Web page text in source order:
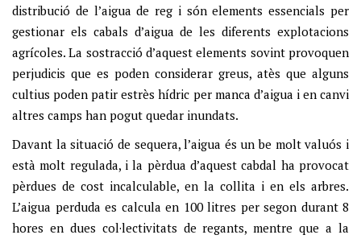
distribució de l’aigua de reg i són elements essencials per
gestionar els cabals d’aigua de les diferents explotacions
agrícoles. La sostracció d’aquest elements sovint provoquen
perjudicis que es poden considerar greus, atès que alguns
cultius poden patir estrès hídric per manca d’aigua i en canvi
altres camps han pogut quedar inundats.
Davant la situació de sequera, l’aigua és un be molt valuós i
està molt regulada, i la pèrdua d’aquest cabdal ha provocat
pèrdues de cost incalculable, en la collita i en els arbres.
L’aigua perduda es calcula en 100 litres per segon durant 8
hores en dues col·lectivitats de regants, mentre que a la